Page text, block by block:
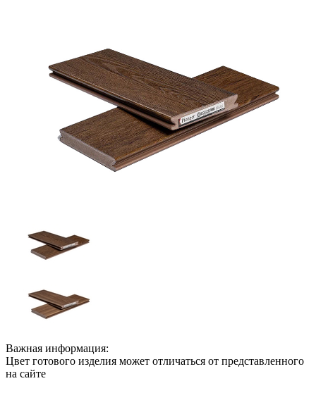
Важная информация:
Цвет готового изделия может отличаться от представленного
на сайте